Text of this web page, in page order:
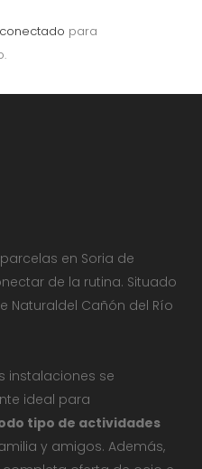
conectado para
en Soria de
de la rutina. Situado
Naturaldel Cañón del Río
instalaciones se
ideal para
tipo de actividades
y amigos. Además,